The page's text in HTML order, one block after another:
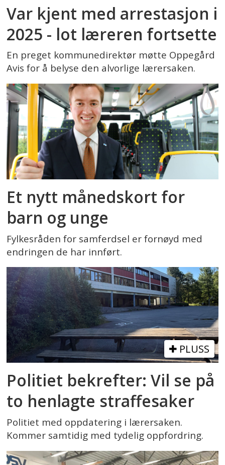
Var kjent med arrestasjon i
2025 - lot læreren fortsette
En preget kommunedirektør møtte Oppegård
Avis for å belyse den alvorlige lærersaken.
Et nytt månedskort for
barn og unge
Fylkesråden for samferdsel er fornøyd med
endringen de har innført.
PLUSS
Politiet bekrefter: Vil se på
to henlagte straffesaker
Politiet med oppdatering i lærersaken.
Kommer samtidig med tydelig oppfordring.